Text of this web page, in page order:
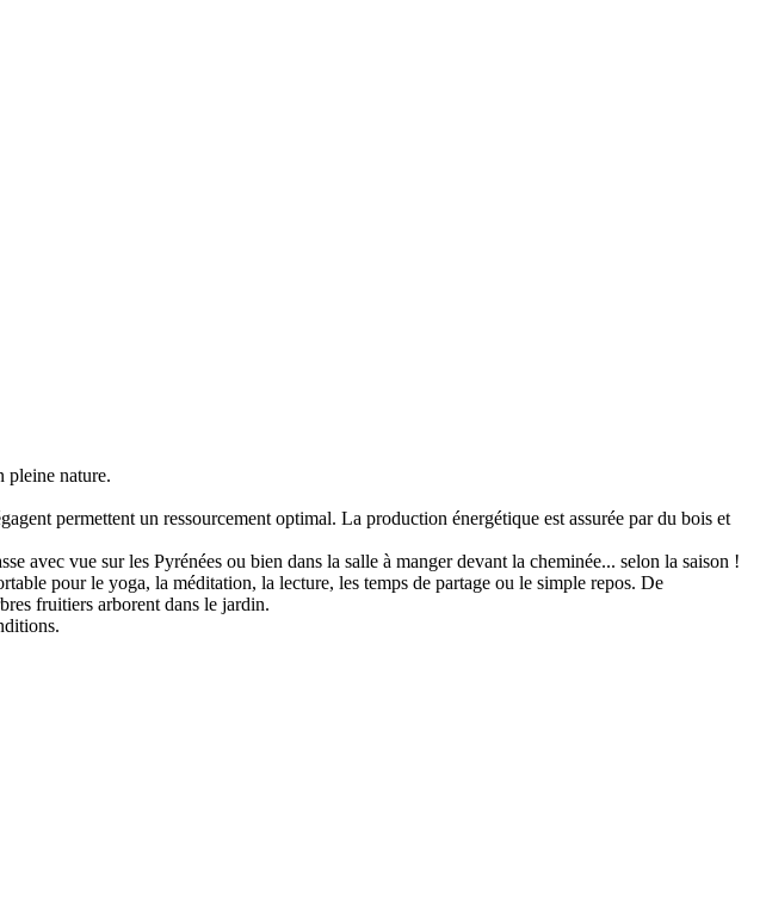
pleine nature.
permettent un ressourcement optimal. La production énergétique est assurée par du bois et
avec vue sur les Pyrénées ou bien dans la salle à manger devant la cheminée... selon la saison !
pour le yoga, la méditation, la lecture, les temps de partage ou le simple repos. De
fruitiers arborent dans le jardin.